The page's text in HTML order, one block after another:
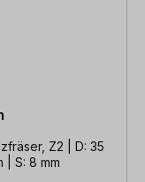
Z2 | D: 35
| S: 8 mm